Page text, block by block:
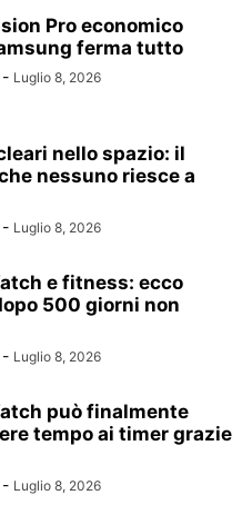
Pro economico
ferma tutto
- Luglio 8, 2026
nello spazio: il
nessuno riesce a
- Luglio 8, 2026
e fitness: ecco
500 giorni non
- Luglio 8, 2026
può finalmente
tempo ai timer grazie
- Luglio 8, 2026